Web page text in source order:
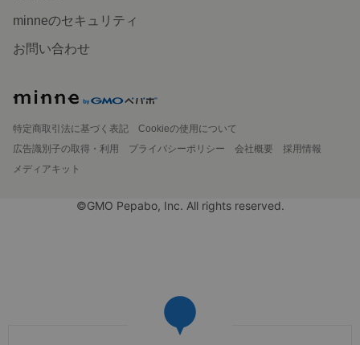
minneのセキュリティ
お問い合わせ
特定商取引法に基づく表記
Cookieの使用について
広告識別子の取得・利用
プライバシーポリシー 会社概要
採用情報
メディアキット
©GMO Pepabo, Inc. All rights reserved.